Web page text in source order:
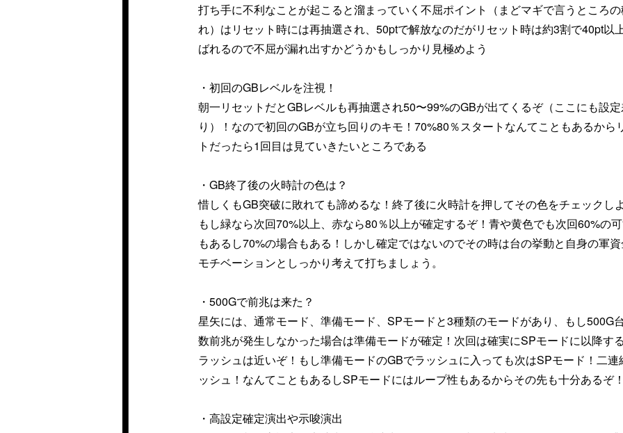
打ち手に不利なことが起こると溜まっていく不屈ポイント（まどマギで言うところ
れ）はリセット時には再抽選され、50ptで解放なのだがリセット時は約3割で40pt以
ばれるので不屈が漏れ出すかどうかもしっかり見極めよう
・初回のGBレベルを注視！
朝一リセットだとGBレベルも再抽選され50〜99%のGBが出てくるぞ（ここにも設
り）！なので初回のGBが立ち回りのキモ！70%80％スタートなんてこともあるから
トだったら1回目は見ていきたいところである
・GB終了後の火時計の色は？
惜しくもGB突破に敗れても諦めるな！終了後に火時計を押してその色をチェックし
もし緑なら次回70%以上、赤なら80％以上が確定するぞ！青や黄色でも次回60%の
もあるし70%の場合もある！しかし確定ではないのでその時は台の挙動と自身の軍
モチベーションとしっかり考えて打ちましょう。
・500Gで前兆は来た？
星矢には、通常モード、準備モード、SPモードと3種類のモードがあり、もし500G
数前兆が発生しなかった場合は準備モードが確定！次回は確実にSPモードに以降す
ラッシュは近いぞ！もし準備モードのGBでラッシュに入っても次はSPモード！二連
ッシュ！なんてこともあるしSPモードにはループ性もあるからその先も十分あるぞ
・高設定確定演出や示唆演出